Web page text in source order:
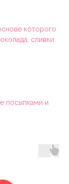
которого
сливки
посыпками и